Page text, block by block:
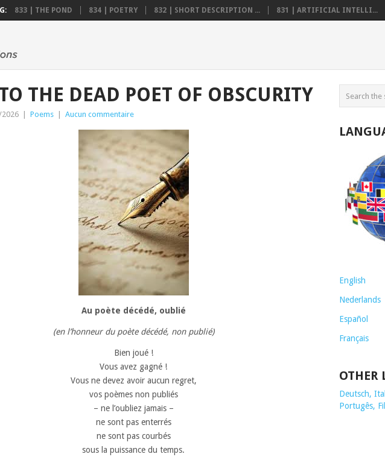
833 | THE POND 834 | POETRY 832 | SHORT DESCRIPTION ... 831 | ARTIFICIAL INTELLI...
THE DEAD POET OF OBSCURITY
Poems Aucun commentaire
Au poète décédé, oublié
(en l’honneur du poète décédé, non publié)
Bien joué !
Vous avez gagné !
Vous ne devez avoir aucun regret,
vos poèmes non publiés
– ne l’oubliez jamais –
ne sont pas enterrés
ne sont pas courbés
sous la puissance du temps.
English
Nederlands
Español
Français
OTHER
Deutsch,
Portugês,